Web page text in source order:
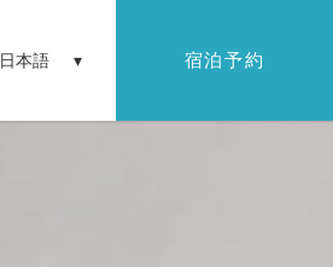
日本語 宿泊予約